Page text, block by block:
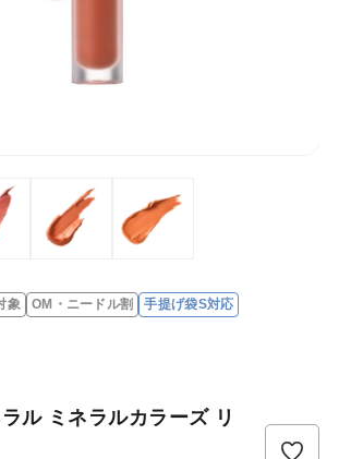
象 OM・ニードル割
手提げ袋S対応
ル ミネラルカラーズ リ